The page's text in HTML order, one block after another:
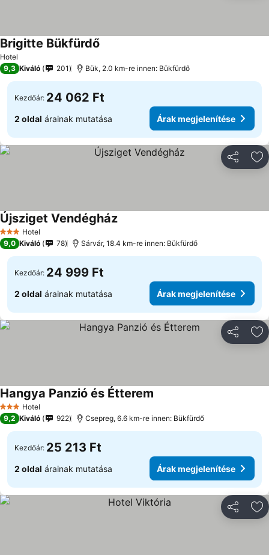
Hotel
Brigitte Bükfürdő
9,3 Kiváló 201 Bük, 2.0 km-re innen: Bükfürdő
Kezdőár: 24 062 Ft
2 oldal árainak mutatása Árak megjelenítése
3 Kategória
Hotel
Újsziget Vendégház
9,0 Kiváló 78 Sárvár, 18.4 km-re innen: Bükfürdő
Kezdőár: 24 999 Ft
2 oldal árainak mutatása Árak megjelenítése
3 Kategória
Hotel
Hangya Panzió és Étterem
9,2 Kiváló 922 Csepreg, 6.6 km-re innen: Bükfürdő
Kezdőár: 25 213 Ft
2 oldal árainak mutatása Árak megjelenítése